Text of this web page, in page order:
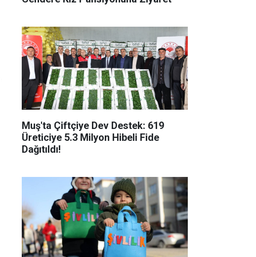
Muş'ta Çiftçiye Dev Destek: 619
Üreticiye 5.3 Milyon Hibeli Fide
Dağıtıldı!